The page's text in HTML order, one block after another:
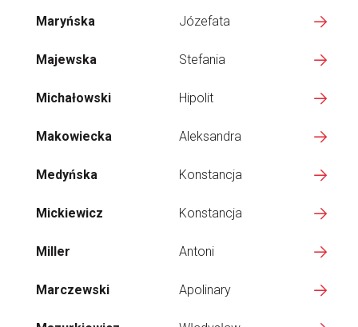
Maryńska Józefata
Majewska Stefania
Michałowski Hipolit
Makowiecka Aleksandra
Medyńska Konstancja
Mickiewicz Konstancja
Miller Antoni
Marczewski Apolinary